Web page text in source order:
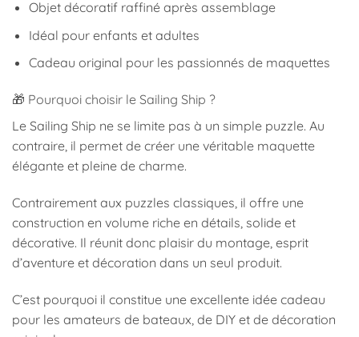
Objet décoratif raffiné après assemblage
Idéal pour enfants et adultes
Cadeau original pour les passionnés de maquettes
🎁 Pourquoi choisir le Sailing Ship ?
Le Sailing Ship ne se limite pas à un simple puzzle. Au
contraire, il permet de créer une véritable maquette
élégante et pleine de charme.
Contrairement aux puzzles classiques, il offre une
construction en volume riche en détails, solide et
décorative. Il réunit donc plaisir du montage, esprit
d’aventure et décoration dans un seul produit.
C’est pourquoi il constitue une excellente idée cadeau
pour les amateurs de bateaux, de DIY et de décoration